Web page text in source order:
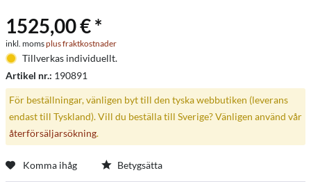
1525,00 € *
inkl. momsplus fraktkostnader
Tillverkas individuellt.
Artikel nr.: 190891
För beställningar, vänligen byt till den tyska webbutiken (leverans
endast till Tyskland). Vill du beställa till Sverige? Vänligen använd vår
återförsäljarsökning.
Komma ihåg Betygsätta